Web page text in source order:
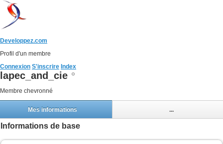
Developpez.com
Profil d'un membre
Connexion S'inscrire Index
lapec_and_cie
Membre chevronné
Mes informations ...
Informations de base